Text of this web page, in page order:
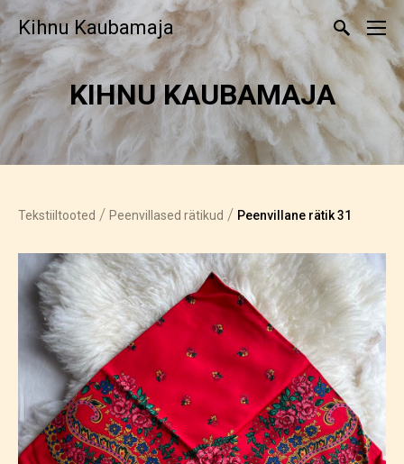
Kihnu Kaubamaja
KIHNU KAUBAMAJA
Tekstiiltooted / Peenvillased rätikud / Peenvillane rätik 31